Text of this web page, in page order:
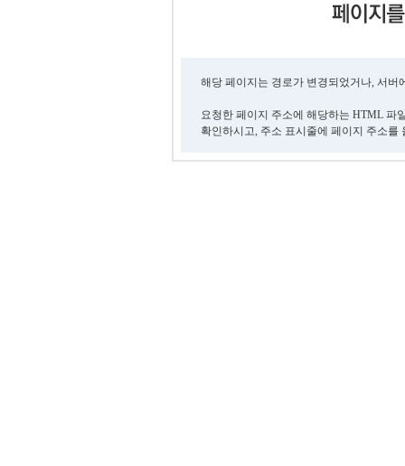
해당 페이지는 경로가 변경되었거나, 서
요청한 페이지 주소에 해당하는 HTML 파
확인하시고, 주소 표시줄에 페이지 주소